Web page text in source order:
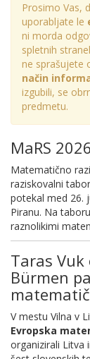
Prosimo Vas,
uporabljate le
ni morda
spletnih
ne sprašujete
način
izgubili, se
predmetu.
MaRS
Matematično
raziskovalni
potekal med 26.
Piranu. Na
raznolikimi
Taras
Bürmen
V mestu Vilna v
Evropska
organizirali Litva